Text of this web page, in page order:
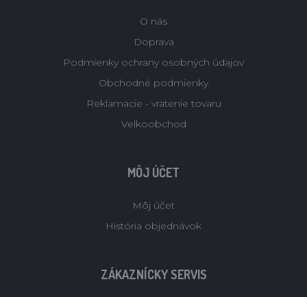
O nás
Doprava
Podmienky ochrany osobných údajov
Obchodné podmienky
Reklamacie - vratenie tovaru
Velkoobchod
MÔJ ÚČET
Môj účet
História objednávok
ZÁKAZNÍCKY SERVIS